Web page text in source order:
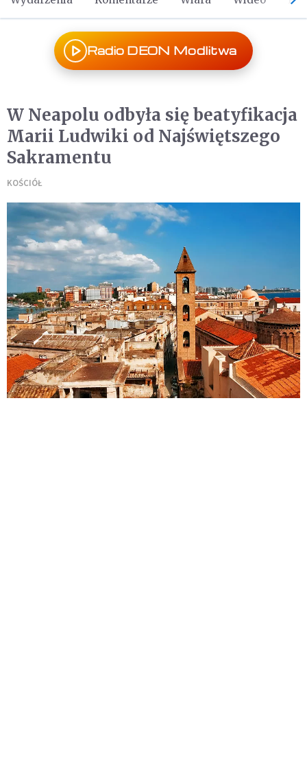
Radio DEON Modlitwa
W Neapolu odbyła się beatyfikacja
Marii Ludwiki od Najświętszego
Sakramentu
KOŚCIÓŁ